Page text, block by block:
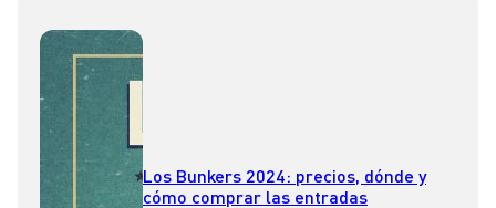
Los Bunkers 2024: precios, dónde y
cómo comprar las entradas